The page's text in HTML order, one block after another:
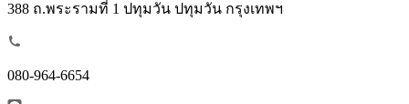
388 ถ.พระรามที่ 1 ปทุมวัน ปทุมวัน กรุงเทพฯ
080-964-6654